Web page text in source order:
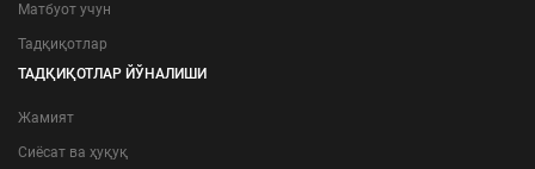
Матбуот учун
Тадқиқотлар
ТАДҚИҚОТЛАР ЙЎНАЛИШИ
Жамият
Сиёсат ва ҳуқуқ